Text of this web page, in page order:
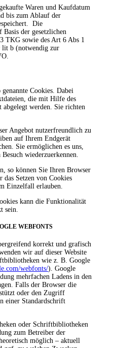
Waren und Kaufdatum
bis zum Ablauf der
Die
der gesetzlichen
TKG sowie des Art 6 Abs 1
b (notwendig zur
Cookies. Dabei
die mit Hilfe des
werden. Sie richten
Angebot nutzerfreundlich zu
auf Ihrem Endgerät
Sie ermöglichen es uns,
wiederzuerkennen.
so können Sie Ihren Browser
das Setzen von Cookies
Einzelfall erlauben.
kann die Funktionalität
sein.
WEBFONTS
korrekt und grafisch
wir auf dieser Website
wie z. B. Google
webfonts/). Google
mehrfachen Ladens in den
Falls der Browser die
oder den Zugriff
einer Standardschrift
oder Schriftbibliotheken
zum Betreiber der
möglich – aktuell